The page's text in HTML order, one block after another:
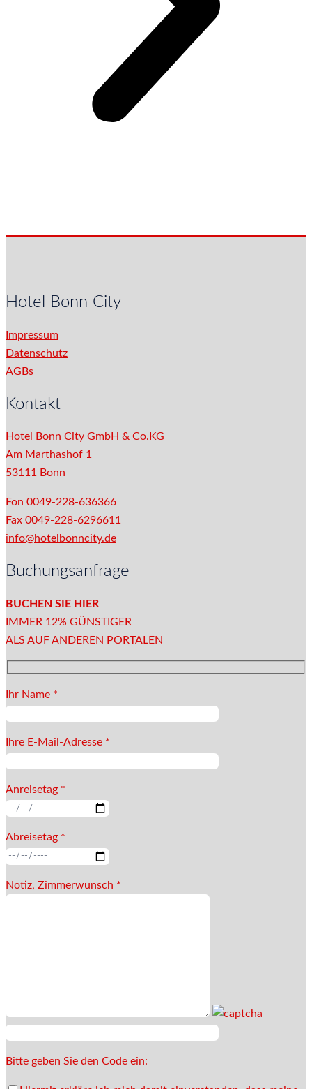
Hotel Bonn City
Impressum
Datenschutz
AGBs
Kontakt
Hotel Bonn City GmbH & Co.KG
Am Marthashof 1
53111 Bonn
Fon 0049-228-636366
Fax 0049-228-6296611
info@hotelbonncity.de
Buchungsanfrage
BUCHEN SIE HIER
IMMER 12% GÜNSTIGER
ALS AUF ANDEREN PORTALEN
Ihr Name *
Ihre E-Mail-Adresse *
Anreisetag *
Abreisetag *
Notiz, Zimmerwunsch *
Bitte geben Sie den Code ein: